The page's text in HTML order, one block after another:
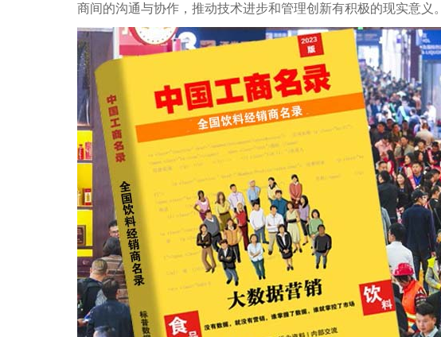
商间的沟通与协作，推动技术进步和管理创新有积极的现实意义。